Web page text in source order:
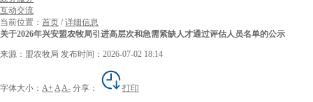
互动交流
当前位置： 首页 /详细信息
关于2026年兴安盟农牧局引进高层次和急需紧缺人才通过评估人员名单的公示
来源：盟农牧局 发布时间：2026-07-02 18:14
字体大小： A+ AA- 分享： 打印